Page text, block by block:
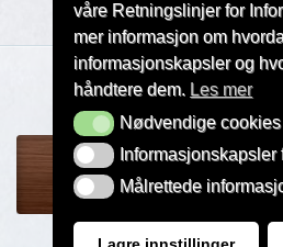
Copyright © 2015 |
våre Retningslinjer for
mer informasjon om
informasjonskapsler og
håndtere dem. Les mer
Nødvendige cookies
Nødvendige cookies
Informasjonskapsler for
MålrettedeMålrettede